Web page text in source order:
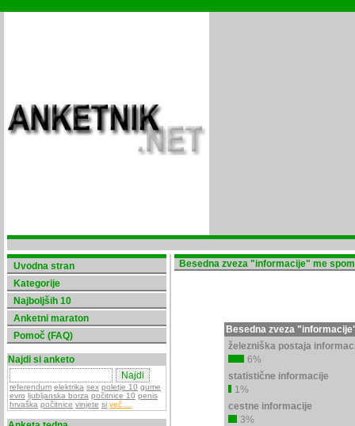
Uvodna stran
Kategorije
Najboljših 10
Anketni maraton
Pomoč (FAQ)
Najdi si anketo
referendum elektrika sex poletje 10 gume
evro ljubljanska borza počitnice 10 penis
hrvaška počitnice vinjete si več ...
Besedna zveza "informacije" me
Besedna zveza
železniška postaja
6%
statistične informacije
1%
cestne informacije
3%